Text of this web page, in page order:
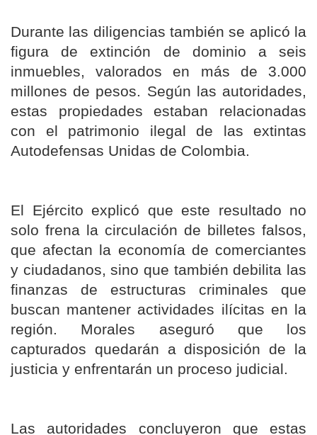
Durante las diligencias también se aplicó la
figura de extinción de dominio a seis
inmuebles, valorados en más de 3.000
millones de pesos. Según las autoridades,
estas propiedades estaban relacionadas
con el patrimonio ilegal de las extintas
Autodefensas Unidas de Colombia.
El Ejército explicó que este resultado no
solo frena la circulación de billetes falsos,
que afectan la economía de comerciantes
y ciudadanos, sino que también debilita las
finanzas de estructuras criminales que
buscan mantener actividades ilícitas en la
región. Morales aseguró que los
capturados quedarán a disposición de la
justicia y enfrentarán un proceso judicial.
Las autoridades concluyeron que estas